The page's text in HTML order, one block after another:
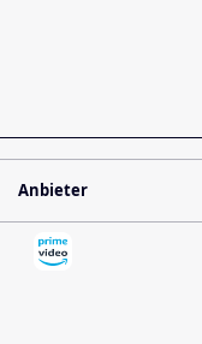
Anbieter